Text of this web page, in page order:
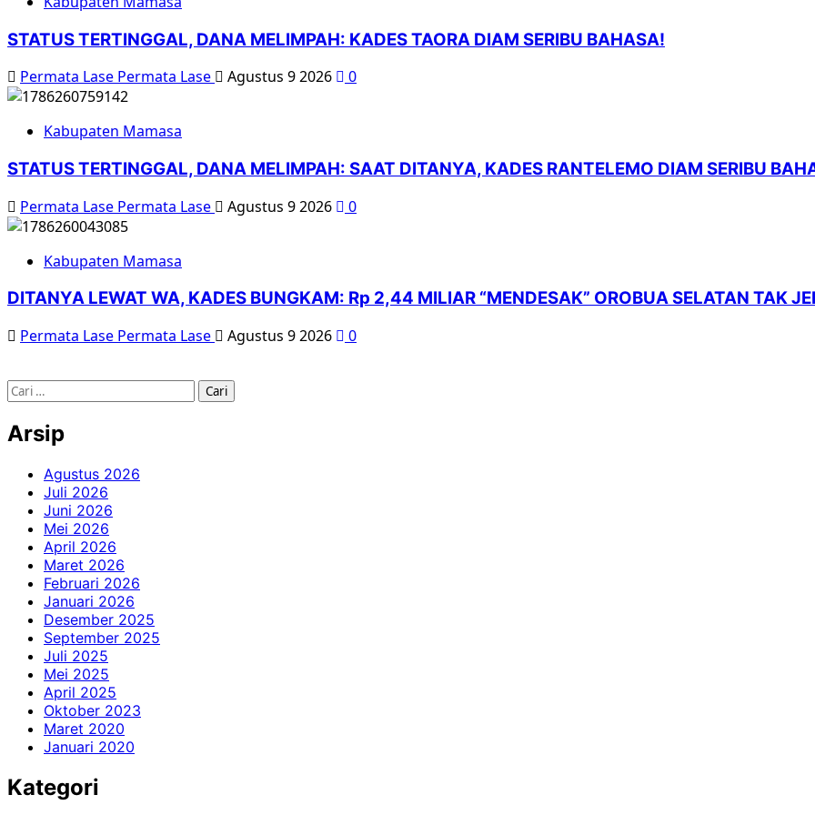
STATUS TERTINGGAL, DANA MELIMPAH: KADES TAORA DIAM SERIBU BAHASA!
Permata Lase Permata Lase Agustus 9 2026 0
Kabupaten Mamasa
STATUS TERTINGGAL, DANA MELIMPAH: SAAT DITANYA, KADES RANTELEMO DIAM SERIBU
Permata Lase Permata Lase Agustus 9 2026 0
Kabupaten Mamasa
DITANYA LEWAT WA, KADES BUNGKAM: Rp 2,44 MILIAR “MENDESAK” OROBUA SELATAN TAK
Permata Lase Permata Lase Agustus 9 2026 0
Arsip
Agustus 2026
Juli 2026
Juni 2026
Mei 2026
April 2026
Maret 2026
Februari 2026
Januari 2026
Desember 2025
September 2025
Juli 2025
Mei 2025
April 2025
Oktober 2023
Maret 2020
Januari 2020
Kategori